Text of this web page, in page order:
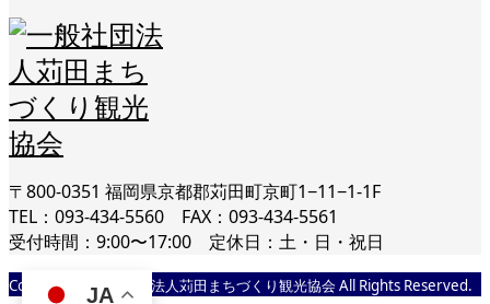
〒800-0351 福岡県京都郡苅田町京町1−11−1-1F
TEL：093-434-5560 FAX：093-434-5561
受付時間：9:00〜17:00 定休日：土・日・祝日
Copyright © 一般社団法人苅田まちづくり観光協会 All Rights Reserved.
JA